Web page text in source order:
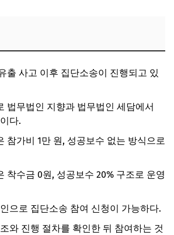
출 사고 이후 집단소송이 진행되고 있
법무법인 지향과 법무법인 세담에서
다.
참가비 1만 원, 성공보수 없는 방식으로
착수금 0원, 성공보수 20% 구조로 운영
으로 집단소송 참여 신청이 가능하다.
와 진행 절차를 확인한 뒤 참여하는 것